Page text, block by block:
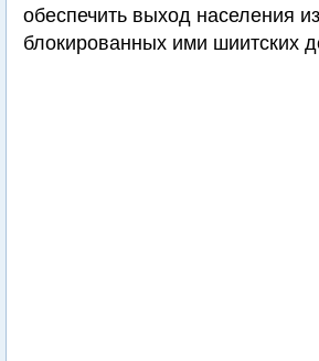
обеспечить выход населения
блокированных ими шиитских